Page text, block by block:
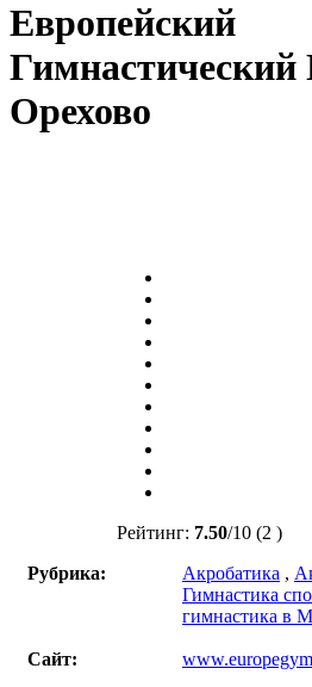
Европейский
Гимнастический
Орехово
Рейтинг: 7.50/10 (2 )
Рубрика:
Акробатика ,
Гимнастика
гимнастика в
Сайт: